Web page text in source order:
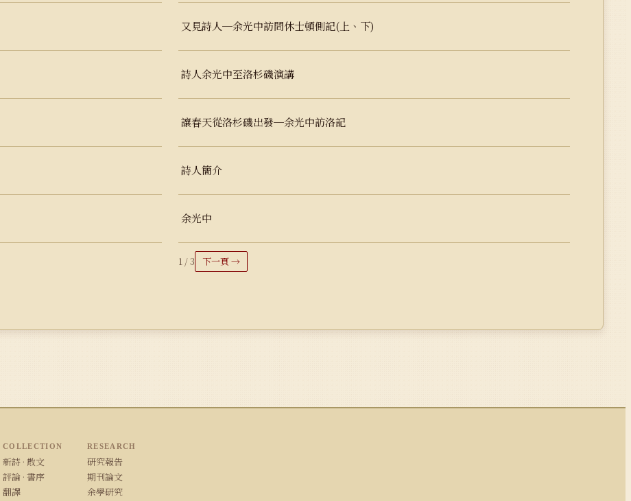
又見詩人─余光中訪問休士頓側記(上、下)
詩人余光中至洛杉磯演講
讓春天從洛杉磯出發─余光中訪洛記
詩人簡介
余光中
1 / 3 下一頁 →
COLLECTION
新詩 · 散文
評論 · 書序
翻譯
RESEARCH
研究報告
期刊論文
余學研究